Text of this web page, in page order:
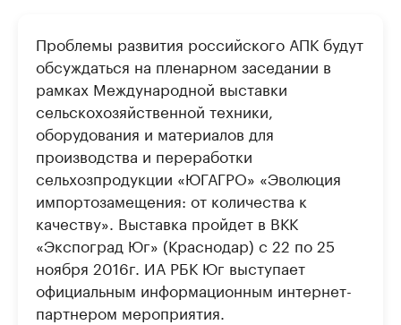
Проблемы развития российского АПК будут
обсуждаться на пленарном заседании в
рамках Международной выставки
сельскохозяйственной техники,
оборудования и материалов для
производства и переработки
сельхозпродукции «ЮГАГРО» «Эволюция
импортозамещения: от количества к
качеству». Выставка пройдет в ВКК
«Экспоград Юг» (Краснодар) с 22 по 25
ноября 2016г. ИА РБК Юг выступает
официальным информационным интернет-
партнером мероприятия.